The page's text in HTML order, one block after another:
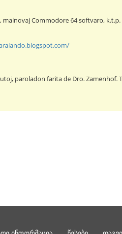
Commodore 64 softvaro, k.t.p.
paroladon farita de Dro. Zamenhof.